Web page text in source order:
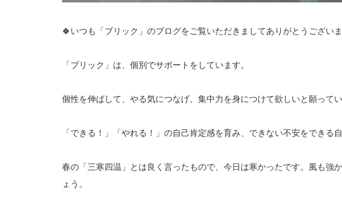
🍀いつも「ブリック」のブログをご覧いただきましてありがとうござい
「ブリック」は、個別でサポートをしています。
個性を伸ばして、やる気につなげ、集中力を身につけて欲しいと願ってい
「できる！」「やれる！」の自己肯定感を育み、できない不安をできる
春の「三寒四温」とは良く言ったもので、今日は寒かったです。風も強
ょう。